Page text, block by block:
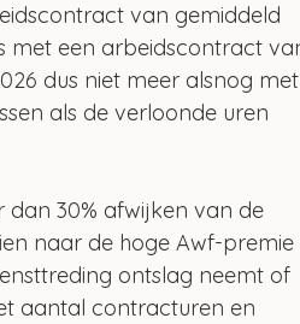
van gemiddeld
met een arbeidscontract
dus niet meer alsnog met
als de verloonde uren
dan 30% afwijken van de
naar de hoge Awf-premie
ontslag neemt of
aantal contracturen en